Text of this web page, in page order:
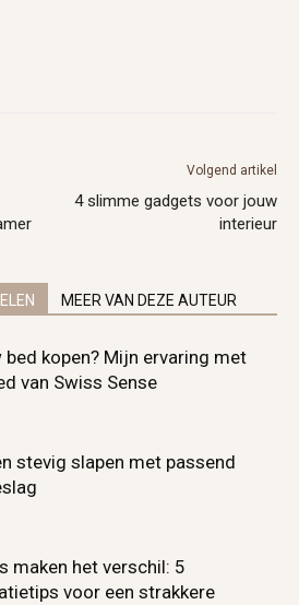
Volgend artikel
4 slimme gadgets voor jouw
interieur
MEER VAN DEZE AUTEUR
bed kopen? Mijn ervaring met
van Swiss Sense
stevig slapen met passend
maken het verschil: 5
voor een strakkere